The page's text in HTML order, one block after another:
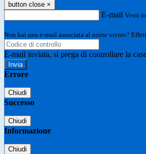
button close ×
E-mail Verrà
Non hai una e-mail associata al nome utente?
E-mail inviata, si prega di controllare la
Errore
Chiudi
Successo
Chiudi
Informazione
Chiudi